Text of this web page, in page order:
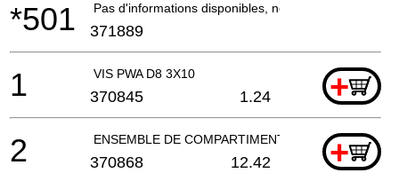
Pas d'informations disponibles, non commandable
*501 371889
VIS PWA D8 3X10 +
1 370845 1.24
ENSEMBLE DE COMPARTIMENT DE BATTERIE
+
2 370868 12.42